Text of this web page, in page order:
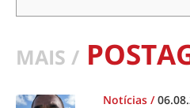
MAIS /
Notícias /